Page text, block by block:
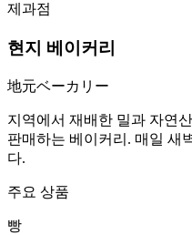
제과점
현지 베이커리
地元ベーカリー
지역에서 재배한 밀과 자연
판매하는 베이커리. 매일 새
다.
주요 상품
빵